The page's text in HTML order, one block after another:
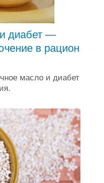
диабет —
в рацион
масло и диабет